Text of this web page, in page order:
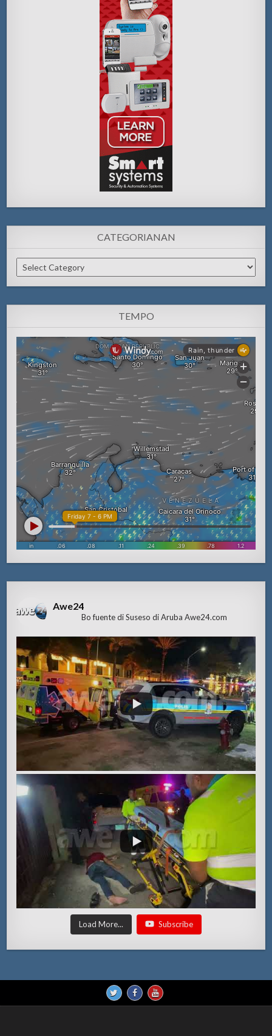
CATEGORIANAN
Categorianan
TEMPO
Awe24
Bo fuente di Suseso di Aruba Awe24.com
Load More... Subscribe